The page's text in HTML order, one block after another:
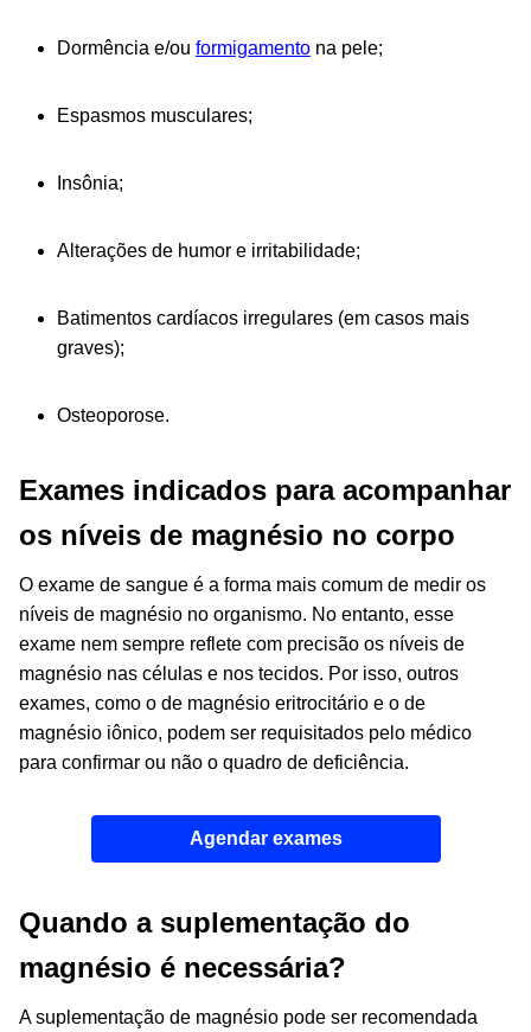
Dormência e/ou formigamento na pele;
Espasmos musculares;
Insônia;
Alterações de humor e irritabilidade;
Batimentos cardíacos irregulares (em casos mais
graves);
Osteoporose.
Exames indicados para acompanhar
os níveis de magnésio no corpo
O exame de sangue é a forma mais comum de medir os
níveis de magnésio no organismo. No entanto, esse
exame nem sempre reflete com precisão os níveis de
magnésio nas células e nos tecidos. Por isso, outros
exames, como o de magnésio eritrocitário e o de
magnésio iônico, podem ser requisitados pelo médico
para confirmar ou não o quadro de deficiência.
Agendar exames
Quando a suplementação do
magnésio é necessária?
A suplementação de magnésio pode ser recomendada